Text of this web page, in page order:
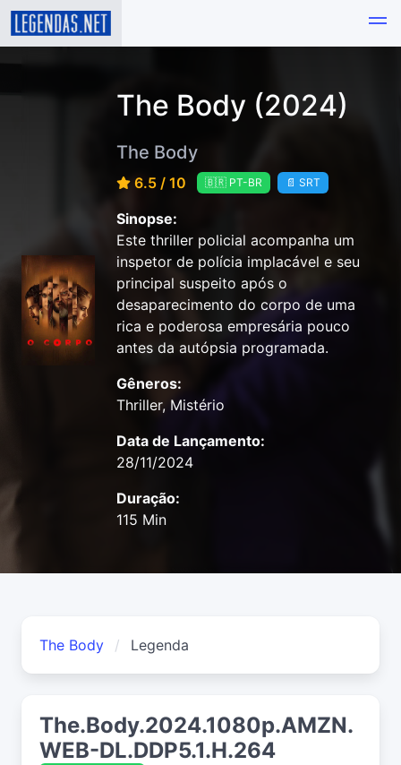
The Body (2024)
The Body
6.5 / 10 🇧🇷 PT-BR 📄 SRT
Sinopse:
Este thriller policial acompanha um
inspetor de polícia implacável e seu
principal suspeito após o
desaparecimento do corpo de uma
rica e poderosa empresária pouco
antes da autópsia programada.
Gêneros:
Thriller, Mistério
Data de Lançamento:
28/11/2024
Duração:
115 Min
The Body Legenda
The.Body.2024.1080p.AMZN.
WEB-DL.DDP5.1.H.264